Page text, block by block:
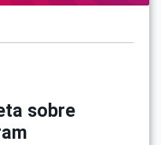
sobre